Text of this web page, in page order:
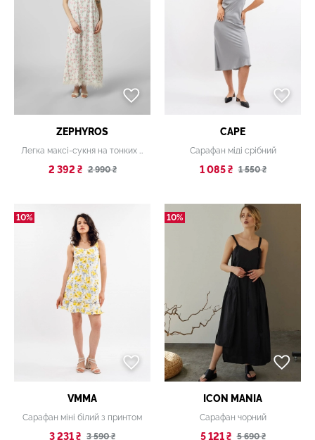
ZEPHYROS
Легка максі-сукня на тонких бретелях
2 392 ₴ 2 990 ₴
CAPE
Сарафан міді срібний
1 085 ₴ 1 550 ₴
10%
VMMA
Сарафан міні білий з принтом
3 231 ₴ 3 590 ₴
10%
ICON MANIA
Сарафан чорний
5 121 ₴ 5 690 ₴